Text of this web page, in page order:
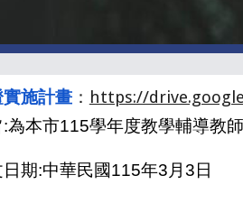
施計畫： https://
:為本市115學年度教學輔導教
期:中華民國115年3月3日